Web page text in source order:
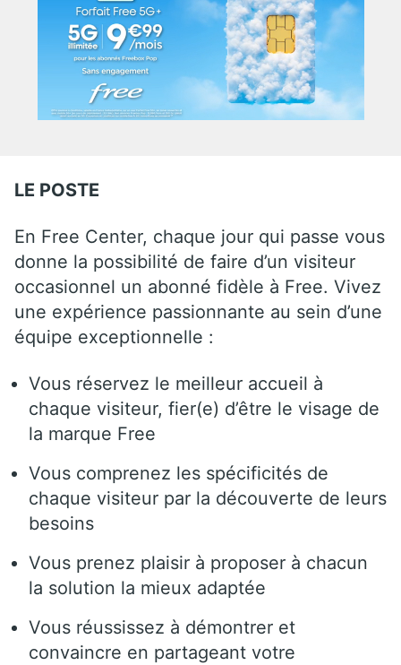
LE POSTE
En Free Center, chaque jour qui passe vous
donne la possibilité de faire d’un visiteur
occasionnel un abonné fidèle à Free. Vivez
une expérience passionnante au sein d’une
équipe exceptionnelle :
Vous réservez le meilleur accueil à
chaque visiteur, fier(e) d’être le visage de
la marque Free
Vous comprenez les spécificités de
chaque visiteur par la découverte de leurs
besoins
Vous prenez plaisir à proposer à chacun
la solution la mieux adaptée
Vous réussissez à démontrer et
convaincre en partageant votre